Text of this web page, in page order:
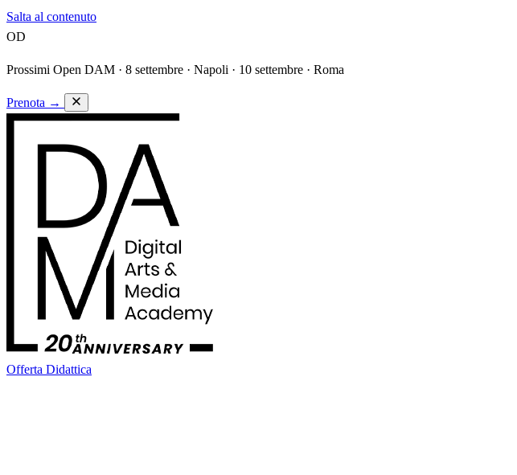
Salta al contenuto
OD
Prossimi Open DAM · 8 settembre · Napoli · 10 settembre · Roma
Prenota →
Offerta Didattica